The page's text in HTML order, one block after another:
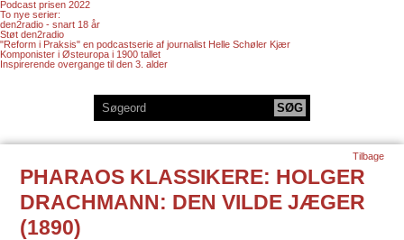
Podcast prisen 2022
To nye serier:
den2radio - snart 18 år
Støt den2radio
"Reform i Praksis" en podcastserie af journalist Helle Schøler Kjær
Komponister i Østeuropa i 1900 tallet
Inspirerende overgange til den 3. alder
PHARAOS KLASSIKERE: HOLGER
DRACHMANN: DEN VILDE JÆGER
(1890)
Tilbage